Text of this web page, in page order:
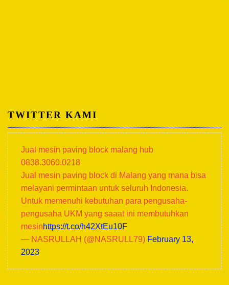
TWITTER KAMI
Jual mesin paving block malang hub
0838.3060.0218
Jual mesin paving block di Malang yang mana bisa
melayani permintaan untuk seluruh Indonesia.
Untuk memenuhi kebutuhan para pengusaha-
pengusaha UKM yang saaat ini membutuhkan
mesinhttps://t.co/h42XtEu10F
— NASRULLAH (@NASRULL79) February 13,
2023